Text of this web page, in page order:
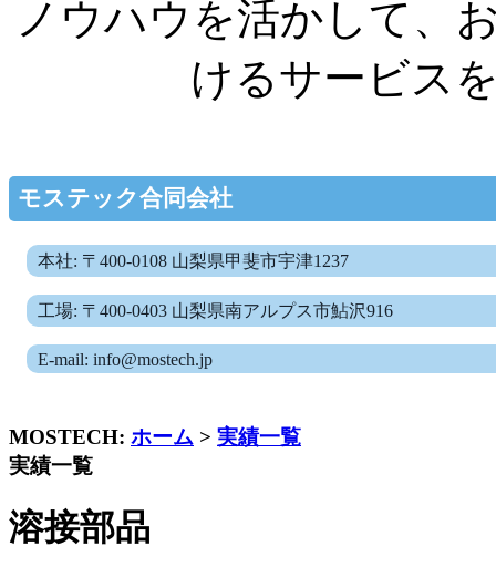
モステック合同会社
本社: 〒400-0108 山梨県甲斐市宇津1237
工場: 〒400-0403 山梨県南アルプス市鮎沢916
E-mail: info@mostech.jp
MOSTECH: ホーム > 実績一覧
実績一覧
溶接部品